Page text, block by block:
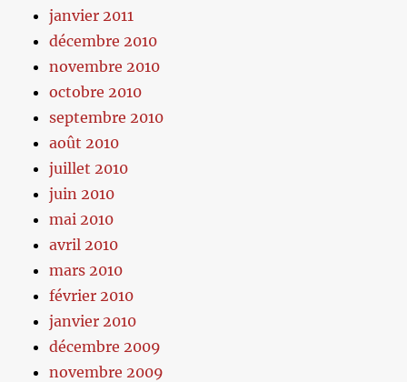
janvier 2011
décembre 2010
novembre 2010
octobre 2010
septembre 2010
août 2010
juillet 2010
juin 2010
mai 2010
avril 2010
mars 2010
février 2010
janvier 2010
décembre 2009
novembre 2009